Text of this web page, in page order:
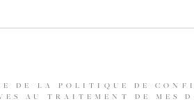
DE LA POLITIQUE DE
AU TRAITEMENT DE MES